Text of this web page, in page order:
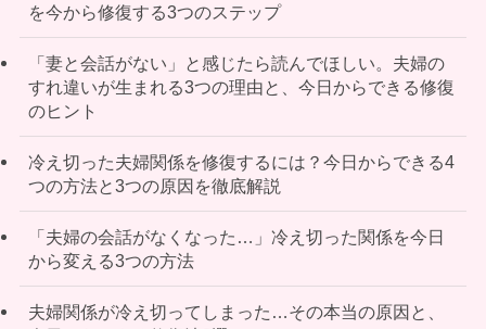
を今から修復する3つのステップ
「妻と会話がない」と感じたら読んでほしい。夫婦の
すれ違いが生まれる3つの理由と、今日からできる修復
のヒント
冷え切った夫婦関係を修復するには？今日からできる4
つの方法と3つの原因を徹底解説
「夫婦の会話がなくなった…」冷え切った関係を今日
から変える3つの方法
夫婦関係が冷え切ってしまった…その本当の原因と、